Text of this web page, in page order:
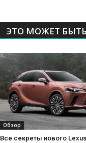
ЭТО МОЖЕТ
Обзор
Все секреты нового